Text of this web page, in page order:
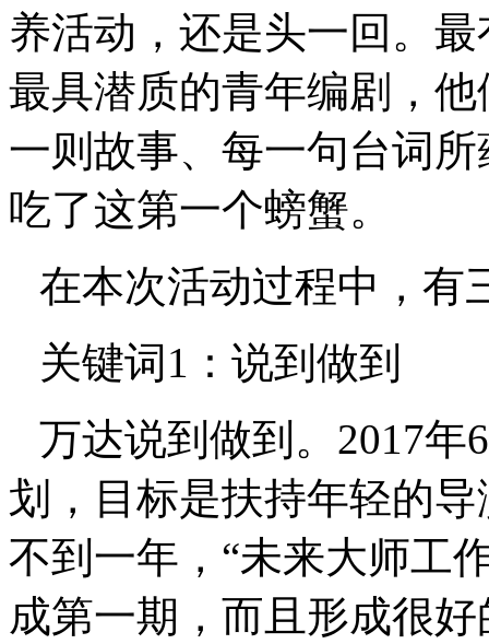
养活动，还是头一回。
最具潜质的青年编剧，
一则故事、每一句台词
吃了这第一个螃蟹。
在本次活动过程中，有
关键词1：说到做到
万达说到做到。2017年
划，目标是扶持年轻的
不到一年， “未来大师工
成第一期，而且形成很